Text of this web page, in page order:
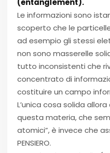
(entanglement).
Le informazioni sono
scoperto che le
ad esempio gli stessi
non sono masserelle
tutto inconsistenti che
concentrato di
costituire un campo
L’unica cosa solida
questa materia, che
atomici”, è invece che
PENSIERO.